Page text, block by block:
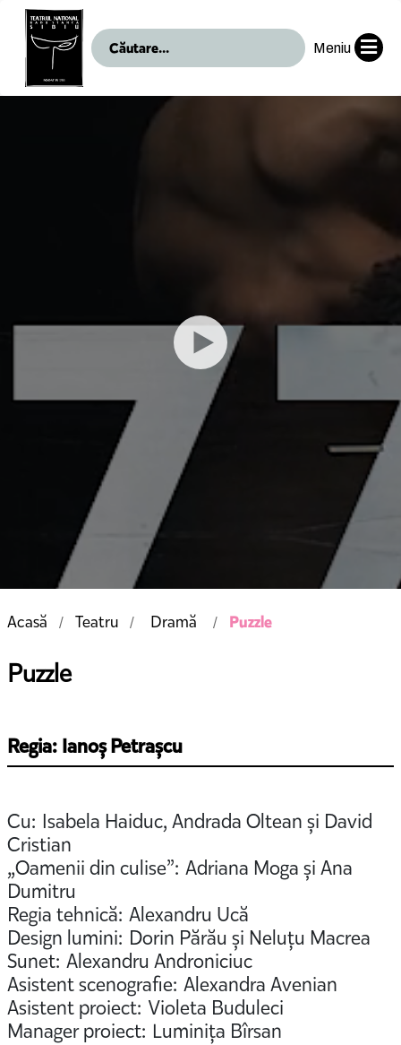
Meniu
Acasă Teatru Dramă Puzzle
Puzzle
Regia: Ianoș Petrașcu
Cu: Isabela Haiduc, Andrada Oltean și David
Cristian
„Oamenii din culise”: Adriana Moga și Ana
Dumitru
Regia tehnică: Alexandru Ucă
Design lumini: Dorin Părău și Neluțu Macrea
Sunet: Alexandru Androniciuc
Asistent scenografie: Alexandra Avenian
Asistent proiect: Violeta Buduleci
Manager proiect: Luminița Bîrsan